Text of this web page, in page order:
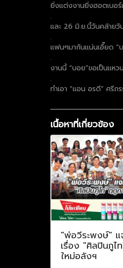
ยิ่งแต่งงานยิ่งฮอตเบอร์
.
และ 26 มิ.ย.นี้วันคล้าย
.
แฟนๆมากันแน่นเอี๊ยด “บ
.
งานนี้ “บอย”ขอเป็นแห
.
ทำเอา “แอน อรดี” ศรี
เนื้อหาที่เกี่ยวข้อง
"พ่อวีระพงษ์"
เรื่อง "ศิลปินภูไ
ใหม่อลังฯ